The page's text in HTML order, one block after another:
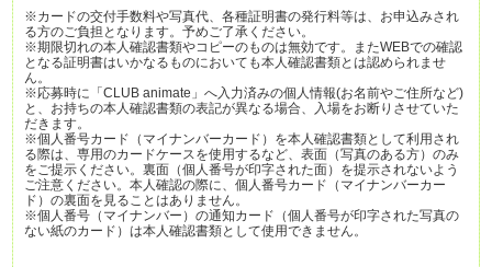
※カードの交付手数料や写真代、各種証明書の発行料等は、お申込みされ
る方のご負担となります。予めご了承ください。
※期限切れの本人確認書類やコピーのものは無効です。またWEBでの確認
となる証明書はいかなるものにおいても本人確認書類とは認められませ
ん。
※応募時に「CLUB animate」へ入力済みの個人情報(お名前やご住所など)
と、お持ちの本人確認書類の表記が異なる場合、入場をお断りさせていた
だきます。
※個人番号カード（マイナンバーカード）を本人確認書類として利用され
る際は、専用のカードケースを使用するなど、表面（写真のある方）のみ
をご提示ください。裏面（個人番号が印字された面）を提示されないよう
ご注意ください。本人確認の際に、個人番号カード（マイナンバーカー
ド）の裏面を見ることはありません。
※個人番号（マイナンバー）の通知カード（個人番号が印字された写真の
ない紙のカード）は本人確認書類として使用できません。